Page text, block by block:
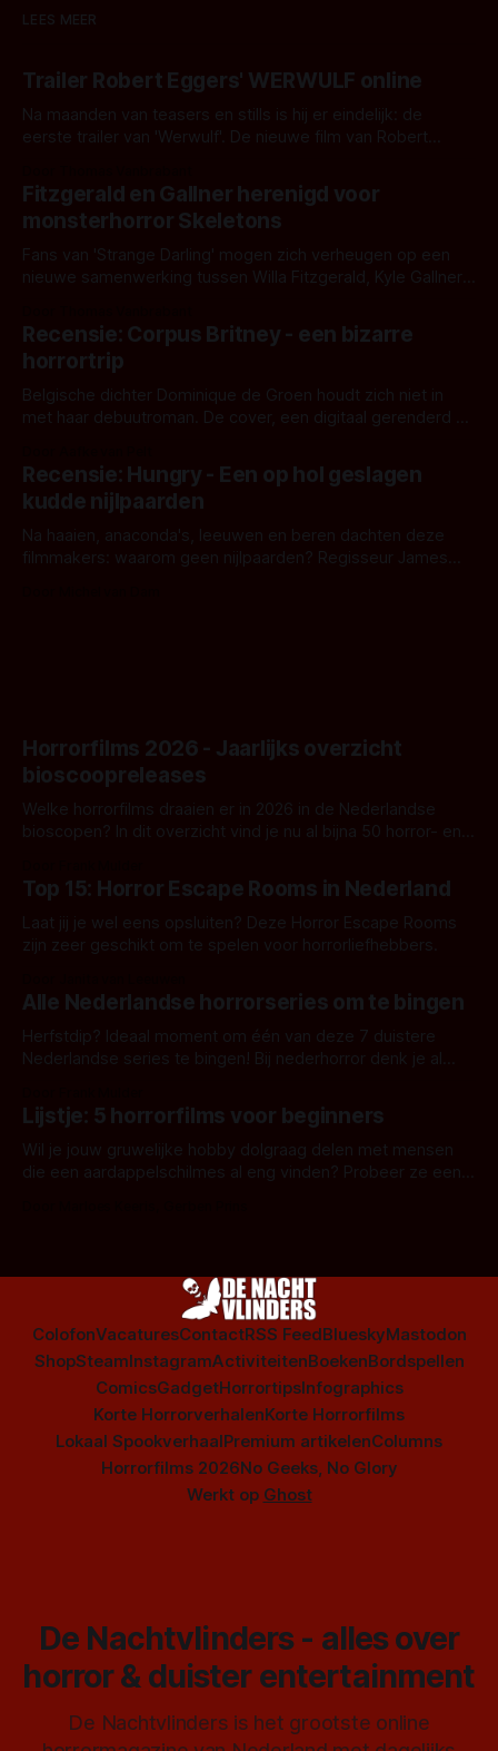
LEES MEER
Trailer Robert Eggers' WERWULF online
Na maanden van teasers en stills is hij er eindelijk: de
eerste trailer van 'Werwulf'. De nieuwe film van Robert
kille stijl vol folklore en mythe. Het topic deze keer is (kon
het het al raden?)... de weerwolf. Kijk je mee?
Fitzgerald en Gallner herenigd voor
monsterhorror Skeletons
Fans van 'Strange Darling' mogen zich verheugen op een
nieuwe samenwerking tussen Willa Fitzgerald, Kyle Gallner
'Skeletons', een nieuwe creature feature waarvoor de
opnames zijn gestart in Australië.
Recensie: Corpus Britney - een bizarre
horrortrip
Belgische dichter Dominique de Groen houdt zich niet in
met haar debuutroman. De cover, een digitaal gerenderd en
achtergrond, belooft iets kleurrijks maar onheilspellends,
iets ongrijpbaars. En dat maakt De Groen met ieder woord
waar.
Recensie: Hungry - Een op hol geslagen
kudde nijlpaarden
Na haaien, anaconda's, leeuwen en beren dachten deze
filmmakers: waarom geen nijlpaarden? Regisseur James
Horrorfilms 2026 - Jaarlijks overzicht
bioscoopreleases
Welke horrorfilms draaien er in 2026 in de Nederlandse
bioscopen? In dit overzicht vind je nu al bijna 50 horror- en
Top 15: Horror Escape Rooms in Nederland
Laat jij je wel eens opsluiten? Deze Horror Escape Rooms
zijn zeer geschikt om te spelen voor horrorliefhebbers.
Alle Nederlandse horrorseries om te bingen
Herfstdip? Ideaal moment om één van deze 7 duistere
Nederlandse series te bingen! Bij nederhorror denk je al
Amsterdamned of The Johnsons. Maar Nederlandse horror
is niet beperkt tot films. Hier een aantal Nederlandse tv-
series uit het duistere of horrorgenre. Als
Lijstje: 5 horrorfilms voor beginners
Wil je jouw gruwelijke hobby dolgraag delen met mensen
die een aardappelschilmes al eng vinden? Probeer ze eens
ColofonVacaturesContactRSS FeedBlueskyMastodon
ShopSteamInstagramActiviteitenBoekenBordspellen
ComicsGadgetHorrortipsInfographics
Korte HorrorverhalenKorte Horrorfilms
Lokaal SpookverhaalPremium artikelenColumns
Horrorfilms 2026No Geeks, No Glory
Werkt op Ghost
De Nachtvlinders - alles over
horror & duister entertainment
De Nachtvlinders is het grootste online